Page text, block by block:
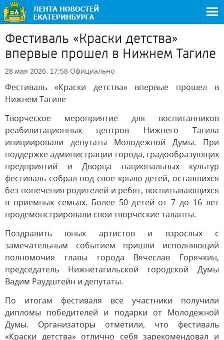
Фестиваль «Краски детства»
впервые прошел в Нижнем Тагиле
28 мая 2026, 17:58 Официально
Фестиваль «Краски детства» впервые прошел в
Нижнем Тагиле
Творческое мероприятие для воспитанников
реабилитационных центров Нижнего Тагила
инициировали депутаты Молодежной Думы. При
поддержке администрации города, градообразующих
предприятий и Дворца национальных культур
фестиваль собрал под свое крыло детей, оставшихся
без попечения родителей и ребят, воспитывающихся
в приемных семьях. Более 50 детей от 7 до 16 лет
продемонстрировали свои творческие таланты.
Поздравить юных артистов и взрослых с
замечательным событием пришли исполняющий
полномочия главы города Вячеслав Горячкин,
председатель Нижнетагильской городской Думы
Вадим Раудштейн и депутаты.
По итогам фестиваля все участники получили
дипломы победителей и подарки от Молодежной
Думы. Организаторы отметили, что фестиваль
«Краски детства» отлично себя зарекомендовал и